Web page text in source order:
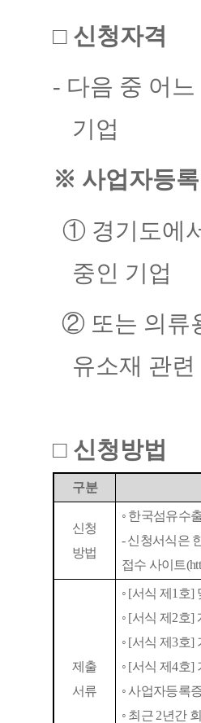
□ 신청자격
- 다음 중 어
기업
※ 사업자등
① 경기도에
중인 기업
② 또는 의류
유소재 관
□ 신청방법
구분
신청
방법
◦ 한국섬유수
-신청서식은
접수 사이트(
제출
서류
◦ [서식 제 1 호]
◦ [서식 제 2호]
◦ [서식 제3호]
◦ [서식 제4호]
◦ 사업자등록
◦ 최근 2년간